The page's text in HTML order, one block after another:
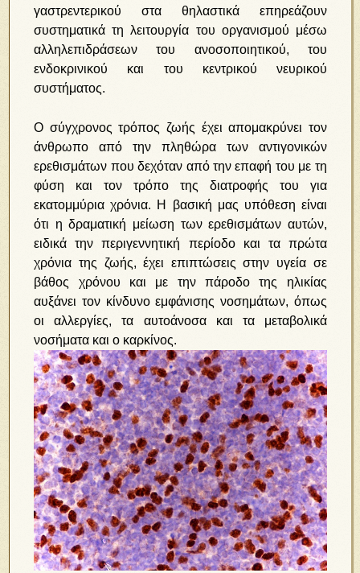
γαστρεντερικού στα θηλαστικά επηρεάζουν
συστηματικά τη λειτουργία του οργανισμού μέσω
αλληλεπιδράσεων του ανοσοποιητικού, του
ενδοκρινικού και του κεντρικού νευρικού
συστήματος.
Ο σύγχρονος τρόπος ζωής έχει απομακρύνει τον
άνθρωπο από την πληθώρα των αντιγονικών
ερεθισμάτων που δεχόταν από την επαφή του με τη
φύση και τον τρόπο της διατροφής του για
εκατομμύρια χρόνια. Η βασική μας υπόθεση είναι
ότι η δραματική μείωση των ερεθισμάτων αυτών,
ειδικά την περιγεννητική περίοδο και τα πρώτα
χρόνια της ζωής, έχει επιπτώσεις στην υγεία σε
βάθος χρόνου και με την πάροδο της ηλικίας
αυξάνει τον κίνδυνο εμφάνισης νοσημάτων, όπως
οι αλλεργίες, τα αυτοάνοσα και τα μεταβολικά
νοσήματα και ο καρκίνος.